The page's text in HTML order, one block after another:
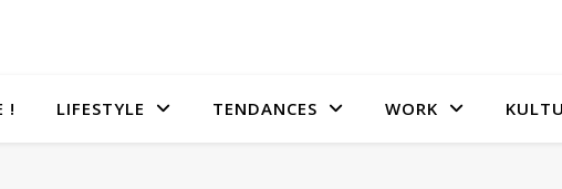
! LIFESTYLE TENDANCES WORK